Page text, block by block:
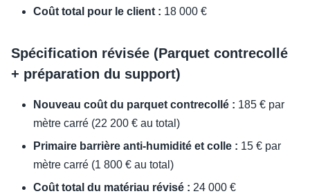
Coût total pour le client : 18 000 €
Spécification révisée (Parquet contrecollé
+ préparation du support)
Nouveau coût du parquet contrecollé : 185 € par
mètre carré (22 200 € au total)
Primaire barrière anti-humidité et colle : 15 € par
mètre carré (1 800 € au total)
Coût total du matériau révisé : 24 000 €